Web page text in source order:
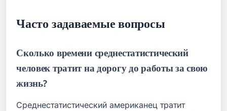
Часто задаваемые вопросы
Сколько времени среднестатистический
человек тратит на дорогу до работы за свою
жизнь?
Среднестатистический американец тратит